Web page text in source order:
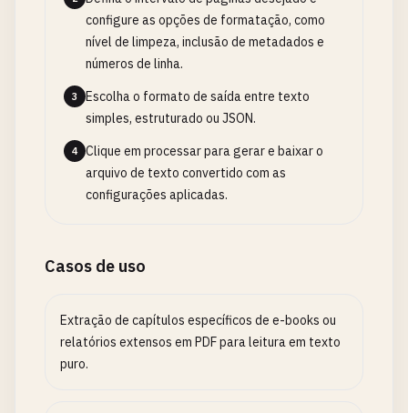
configure as opções de formatação, como
nível de limpeza, inclusão de metadados e
números de linha.
3
Escolha o formato de saída entre texto
simples, estruturado ou JSON.
4
Clique em processar para gerar e baixar o
arquivo de texto convertido com as
configurações aplicadas.
Casos de uso
Extração de capítulos específicos de e-books ou
relatórios extensos em PDF para leitura em texto
puro.